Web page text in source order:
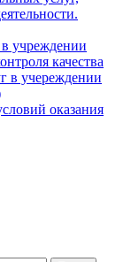
учреждении
качества
в учереждении
оказания